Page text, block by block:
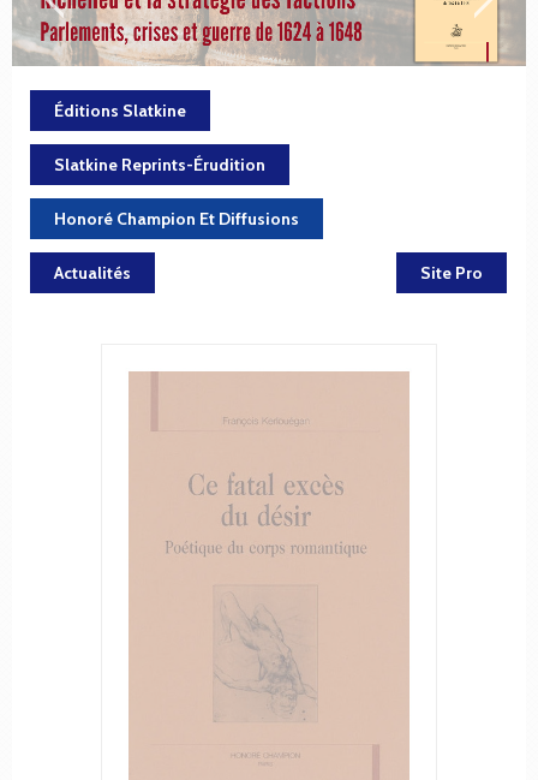
Éditions Slatkine
Slatkine Reprints-Érudition
Honoré Champion Et Diffusions
Actualités Site Pro